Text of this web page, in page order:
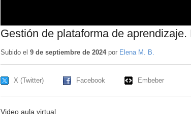
Gestión de plataforma de aprendizaje.
Subido el 9 de septiembre de 2024por Elena M. B.
X (Twitter) Facebook Embeber
Video aula virtual